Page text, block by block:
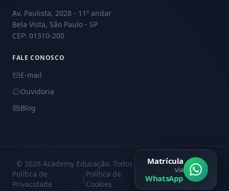
Av. Paulista, 2028 - 11º andar
Bela Vista, São Paulo - SP
CEP: 01310-200
FALE CONOSCO
E-mail
Ouvidoria
Blog
© 2026 Academy Educação. Todos os direitos reservados.
Política de
Privacidade
|
Política de
Cookies
|
Central de
Privacidade
Matrícula
via
WhatsApp